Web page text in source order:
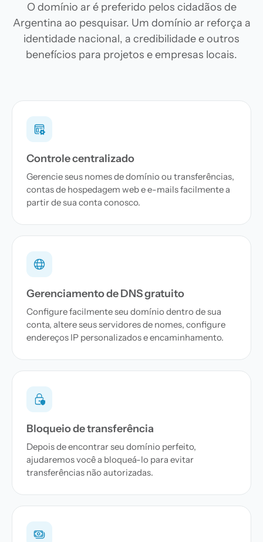
O domínio ar é preferido pelos cidadãos de
Argentina ao pesquisar. Um domínio ar reforça a
identidade nacional, a credibilidade e outros
benefícios para projetos e empresas locais.
Controle centralizado
Gerencie seus nomes de domínio ou transferências,
contas de hospedagem web e e-mails facilmente a
partir de sua conta conosco.
Gerenciamento de DNS gratuito
Configure facilmente seu domínio dentro de sua
conta, altere seus servidores de nomes, configure
endereços IP personalizados e encaminhamento.
Bloqueio de transferência
Depois de encontrar seu domínio perfeito,
ajudaremos você a bloqueá-lo para evitar
transferências não autorizadas.